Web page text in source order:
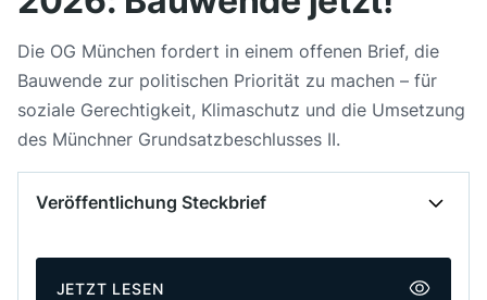
Die OG München fordert in einem offenen Brief, die
Bauwende zur politischen Priorität zu machen – für
soziale Gerechtigkeit, Klimaschutz und die Umsetzung
des Münchner Grundsatzbeschlusses II.
Veröffentlichung Steckbrief
Veröffentlicht am 11. Juni 2025
JETZT LESEN